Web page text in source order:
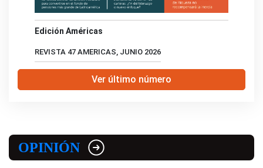
Edición Américas
REVISTA 47 AMERICAS, JUNIO 2026
Ver último número
OPINIÓN